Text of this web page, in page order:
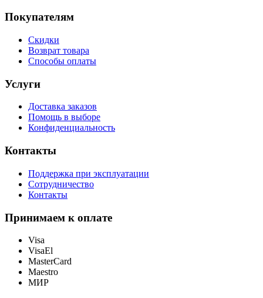
Покупателям
Скидки
Возврат товара
Способы оплаты
Услуги
Доставка заказов
Помощь в выборе
Конфиденциальность
Контакты
Поддержка при эксплуатации
Сотрудничество
Контакты
Принимаем к оплате
Visa
VisaEl
MasterCard
Maestro
МИР